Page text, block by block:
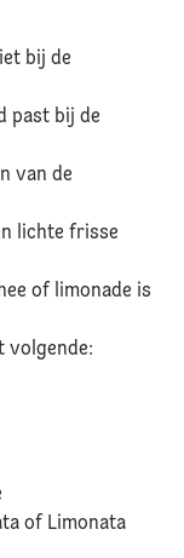
bij de
past bij de
van de
lichte frisse
of limonade is
volgende:
of Limonata